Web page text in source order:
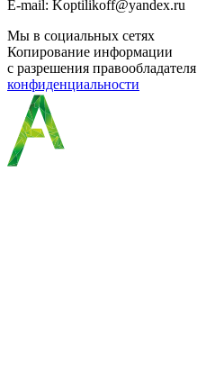
E-mail: Koptilikoff@yandex.ru
Мы в социальных сетях
Копирование информации
с разрешения правообладателя
конфиденциальности